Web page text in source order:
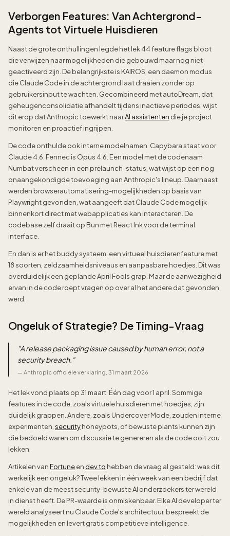
Verborgen Features: Van Achtergrond-
Agents tot Virtuele Huisdieren
Naast de grote onthullingen legde het lek 44 feature flags bloot
die verwijzen naar mogelijkheden die gebouwd maar nog niet
geactiveerd zijn. De belangrijkste is KAIROS, een daemon modus
die Claude Code in de achtergrond laat draaien zonder op
gebruikersinput te wachten. Gecombineerd met autoDream, dat
geheugenconsolidatie afhandelt tijdens inactieve periodes, wijst
dit erop dat Anthropic toewerkt naarAI assistenten die je project
monitoren en proactief ingrijpen.
De code onthulde ook interne modelnamen. Capybara staat voor
Claude 4.6. Fennec is Opus 4.6. Een model met de codenaam
Numbat verscheen in een prelaunch-status, wat wijst op een nog
onaangekondigde toevoeging aan Anthropic's lineup. Daarnaast
werden browserautomatisering-mogelijkheden op basis van
Playwright gevonden, wat aangeeft dat Claude Code mogelijk
binnenkort direct met webapplicaties kan interacteren. De
codebase zelf draait op Bun met React Ink voor de terminal
interface.
En dan is er het buddy systeem: een virtueel huisdierenfeature met
18 soorten, zeldzaamheidsniveaus en aanpasbare hoedjes. Dit was
overduidelijk een geplande April Fools grap. Maar de aanwezigheid
ervan in de code roept vragen op over al het andere dat gevonden
werd.
Ongeluk of Strategie? De Timing-Vraag
"A release packaging issue caused by human error, not a
security breach. "
— Anthropic officiële verklaring, 31 maart 2026
Het lek vond plaats op 31 maart. Één dag voor 1 april. Sommige
features in de code, zoals virtuele huisdieren met hoedjes, zijn
duidelijk grappen. Andere, zoals Undercover Mode, zouden interne
experimenten, securityhoneypots, of bewuste plants kunnen zijn
die bedoeld waren om discussie te genereren als de code ooit zou
lekken.
Artikelen vanFortuneen dev.to hebben de vraag al gesteld: was dit
werkelijk een ongeluk? Twee lekken in één week van een bedrijf dat
enkele van de meest security-bewuste AI onderzoekers ter wereld
in dienst heeft. De PR-waarde is onmiskenbaar. Elke AI developer ter
wereld analyseert nu Claude Code's architectuur, bespreekt de
mogelijkheden en levert gratis competitieve intelligence.